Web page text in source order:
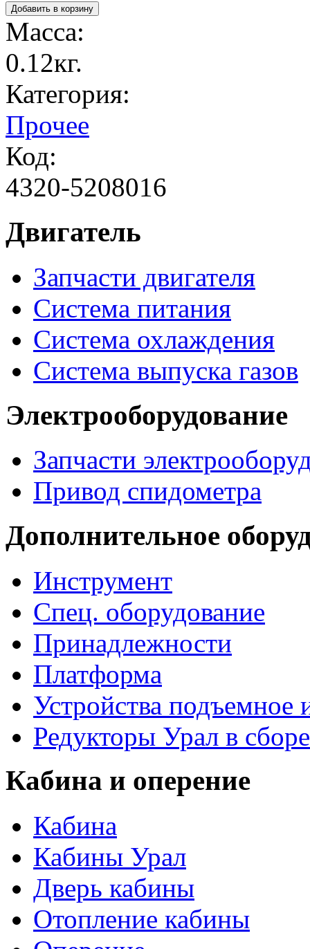
Масса:
0.12кг.
Категория:
Прочее
Код:
4320-5208016
Двигатель
Запчасти двигателя
Система питания
Система охлаждения
Система выпуска газов
Электрооборудование
Запчасти
Привод спидометра
Дополнительное
Инструмент
Спец. оборудование
Принадлежности
Платформа
Устройства
Редукторы Урал в сборе
Кабина и оперение
Кабина
Кабины Урал
Дверь кабины
Отопление кабины